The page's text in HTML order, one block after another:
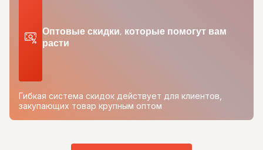
Оптовые скидки, которые помогут вам
расти
Гибкая система скидок действует для клиентов,
закупающих товар крупным оптом